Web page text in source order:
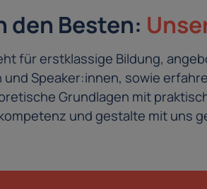
den Besten:
für erstklassige Bildung,
Speaker:innen, sowie
Grundlagen mit
und gestalte mit uns